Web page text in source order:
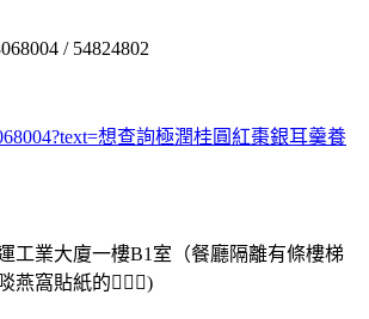
/ 54824802
想查詢極潤桂圓紅棗銀耳羹養
工業大廈一樓B1室（餐廳隔離有條樓梯
燕窩貼紙的💁🏻‍♂️)